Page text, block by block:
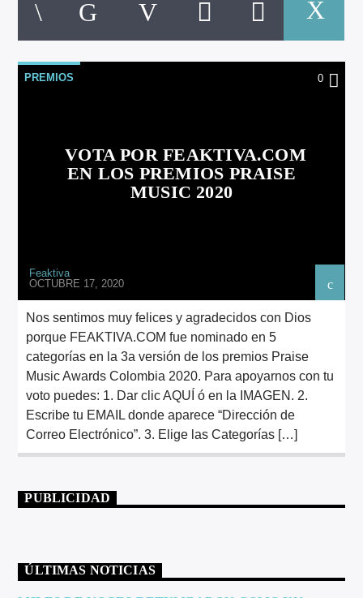
CANCIÓN ACTUAL
PREMIOS 0
VOTA POR FEAKTIVA.COM
EN LOS PREMIOS PRAISE
MUSIC 2020
Feaktiva
OCTUBRE 17, 2020
Nos sentimos muy felices y agradecidos con Dios
porque FEAKTIVA.COM fue nominado en 5
categorías en la 3a versión de los premios Praise
Music Awards Colombia 2020. Para apoyarnos con tu
voto puedes: 1. Dar clic AQUÍ ó en la IMAGEN. 2.
Escribe tu EMAIL donde aparece “Dirección de
Correo Electrónico”. 3. Elige las Categorías […]
PUBLICIDAD
ÚLTIMAS NOTICIAS